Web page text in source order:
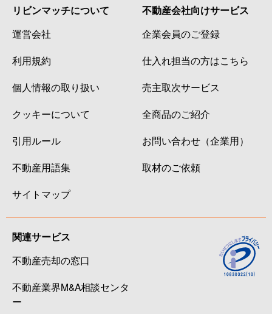
リビンマッチについて
運営会社
利用規約
個人情報の取り扱い
クッキーについて
引用ルール
不動産用語集
サイトマップ
不動産会社向けサービス
企業会員のご登録
仕入れ担当の方はこちら
売主取次サービス
全商品のご紹介
お問い合わせ（企業用）
取材のご依頼
関連サービス
不動産売却の窓口
不動産業界M&A相談センタ
ー